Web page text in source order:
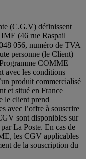
(C.G.V) définissent
(46 rue Raspail
056, numéro de TVA
personne (le Client)
COMME
avec les conditions
produit commercialisé
et situé en France
le client prend
avec l’offre à souscrire
sont disponibles sur
La Poste. En cas de
les CGV applicables
de la souscription du